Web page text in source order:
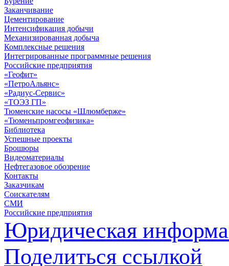
Заканчивание
Цементирование
Интенсификация добычи
Механизированная добыча
Комплексные решения
Интегрированные программные решения
Российские предприятия
«Геофит»
«ПетроАльянс»
«Радиус-Сервис»
«ТОЭЗ ГП»
Тюменские насосы «Шлюмберже»
«Тюменьпромгеофизика»
Библиотека
Успешные проекты
Брошюры
Видеоматериалы
Нефтегазовое обозрение
Контакты
Заказчикам
Соискателям
СМИ
Российские предприятия
Юридическая
Поделиться ссылкой